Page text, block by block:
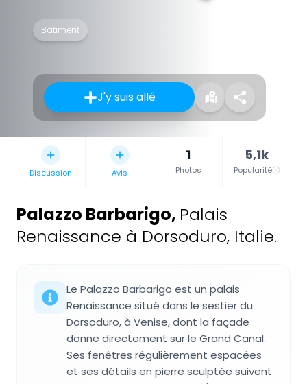
Bâtiment
J'y suis allé
Discussion Avis
1
Photos
5,1k
Popularité
Palazzo Barbarigo, Palais
Renaissance à Dorsoduro, Italie.
Le Palazzo Barbarigo est un palais
Renaissance situé dans le sestier du
Dorsoduro, à Venise, dont la façade
donne directement sur le Grand Canal.
Ses fenêtres régulièrement espacées
et ses détails en pierre sculptée suivent